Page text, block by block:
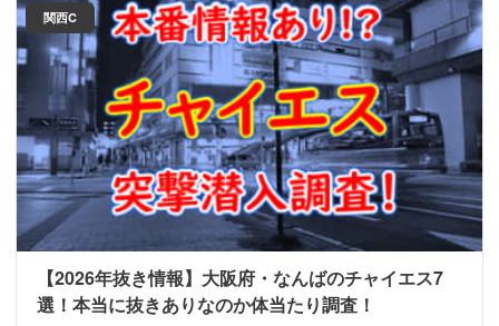
関西C
【2026年抜き情報】大阪府・なんばのチャイエス7
選！本当に抜きありなのか体当たり調査！